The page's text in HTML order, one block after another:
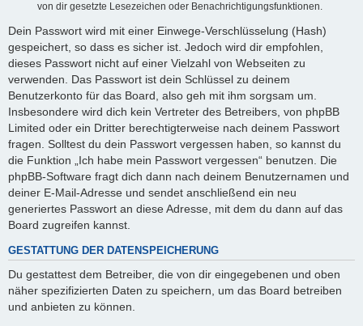
von dir gesetzte Lesezeichen oder Benachrichtigungsfunktionen.
Dein Passwort wird mit einer Einwege-Verschlüsselung (Hash)
gespeichert, so dass es sicher ist. Jedoch wird dir empfohlen,
dieses Passwort nicht auf einer Vielzahl von Webseiten zu
verwenden. Das Passwort ist dein Schlüssel zu deinem
Benutzerkonto für das Board, also geh mit ihm sorgsam um.
Insbesondere wird dich kein Vertreter des Betreibers, von phpBB
Limited oder ein Dritter berechtigterweise nach deinem Passwort
fragen. Solltest du dein Passwort vergessen haben, so kannst du
die Funktion „Ich habe mein Passwort vergessen“ benutzen. Die
phpBB-Software fragt dich dann nach deinem Benutzernamen und
deiner E-Mail-Adresse und sendet anschließend ein neu
generiertes Passwort an diese Adresse, mit dem du dann auf das
Board zugreifen kannst.
GESTATTUNG DER DATENSPEICHERUNG
Du gestattest dem Betreiber, die von dir eingegebenen und oben
näher spezifizierten Daten zu speichern, um das Board betreiben
und anbieten zu können.